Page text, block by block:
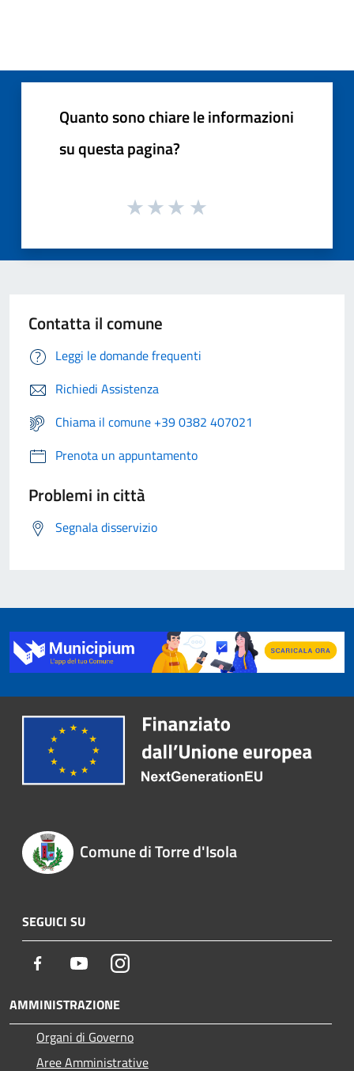
Quanto sono chiare le informazioni
su questa pagina?
Contatta il comune
Leggi le domande frequenti
Richiedi Assistenza
Chiama il comune +39 0382 407021
Prenota un appuntamento
Problemi in città
Segnala disservizio
Comune di Torre d'Isola
SEGUICI SU
Facebook YoutubeInstagram
AMMINISTRAZIONE
Organi di Governo
Aree Amministrative